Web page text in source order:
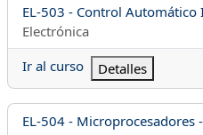
Nombre del curso
EL-503 - Control Automático
Categoría del curso
Electrónica
Ir al curso
Detalles
Nombre del curso
EL-504 - Microprocesadores